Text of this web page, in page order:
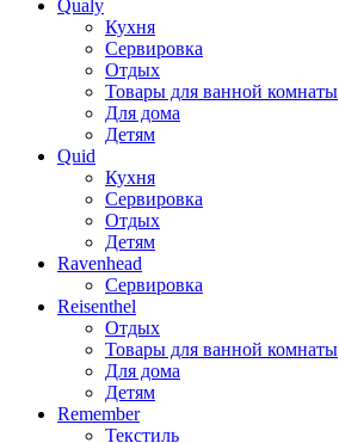
Qualy
Кухня
Сервировка
Отдых
Товары для ванной комнаты
Для дома
Детям
Quid
Кухня
Сервировка
Отдых
Детям
Ravenhead
Сервировка
Reisenthel
Отдых
Товары для ванной комнаты
Для дома
Детям
Remember
Текстиль